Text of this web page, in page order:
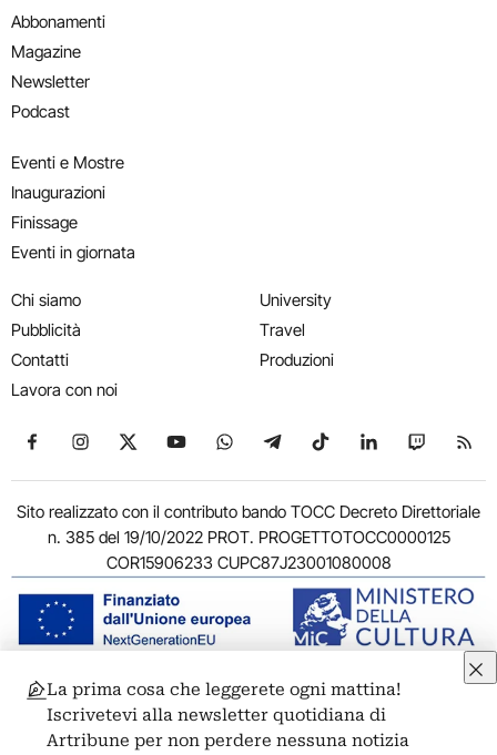
Abbonamenti
Magazine
Newsletter
Podcast
Eventi e Mostre
Inaugurazioni
Finissage
Eventi in giornata
Chi siamo
Pubblicità
Contatti
Lavora con noi
University
Travel
Produzioni
Seguici su Facebook
Seguici su Instagram
Seguici su X
Seguici su YouTube
Seguici su WhatsApp
Seguici su Telegram
Seguici su TikTok
Seguici su
Seguici
Sito realizzato con il contributo bando TOCC Decreto Direttoriale
n. 385 del 19/10/2022 PROT. PROGETTOTOCC0000125
COR15906233 CUPC87J23001080008
© 2011-2026 ARTRIBUNE srl – Corso Vittorio Emanuele II, 287 –
00186 Roma - P.I. 11381581005
Privacy: Responsabile della protezione dei dati personali
La prima cosa che leggerete ogni mattina!
Iscrivetevi alla newsletter quotidiana di
Artribune per non perdere nessuna notizia